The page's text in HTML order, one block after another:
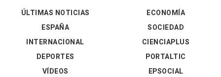
ÚLTIMAS NOTICIAS
ESPAÑA
INTERNACIONAL
DEPORTES
VÍDEOS
ECONOMÍA
SOCIEDAD
CIENCIAPLUS
PORTALTIC
EPSOCIAL